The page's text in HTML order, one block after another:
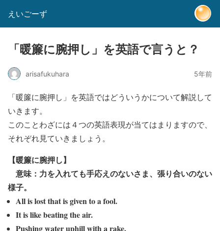
えいごーず
「暖簾に腕押し」を英語で言うと？
arisafukuhara 5年前
「暖簾に腕押し」を英語ではどういうかについて解説して
いきます。
このことわざには４つの英語表現が当てはまりますので、
それぞれ見ていきましょう。
【暖簾に腕押し】
意味：力を入れても手応えのないさま、張り合いのない
様子。
All is lost that is given to a fool.
It is like beating the air.
Pushing water uphill with a rake.